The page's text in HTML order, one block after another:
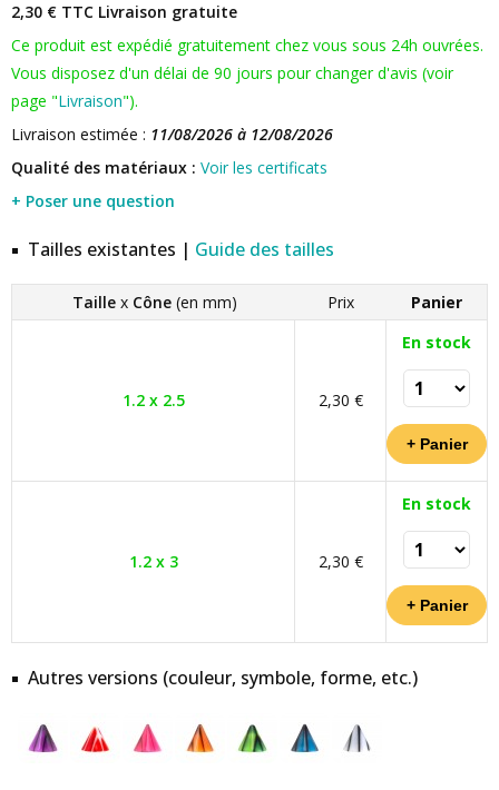
2,30 € TTC Livraison gratuite
Ce produit est expédié gratuitement chez vous sous 24h ouvrées.
Vous disposez d'un délai de 90 jours pour changer d'avis (voir
page "Livraison").
Livraison estimée : 11/08/2026 à 12/08/2026
Qualité des matériaux : Voir les certificats
+ Poser une question
Tailles existantes | Guide des tailles
Taillex Cône(en mm) Prix Panier
1.2 x 2.5 2,30 €
En stock
1.2 x 3 2,30 €
En stock
Autres versions (couleur, symbole, forme, etc.)